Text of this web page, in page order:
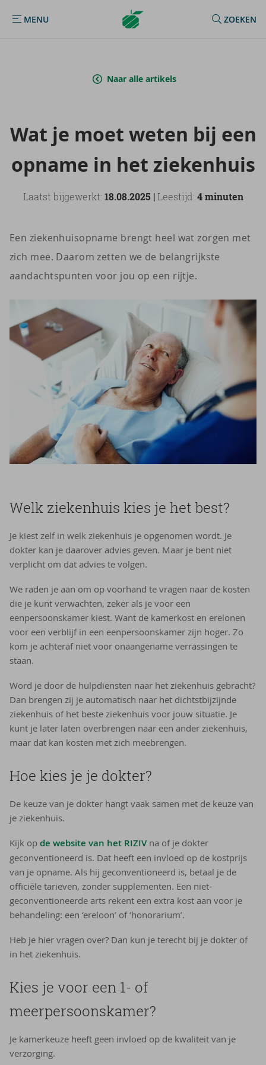
MENU
MENU
Argenta
Homepage
ZOEKEN
Naar alle artikels
Wat je moet weten bij een
op­na­me in het zie­ken­huis
Laatst bijgewerkt: 18.08.2025 |Leestijd: 4 minuten
Een ziekenhuisopname brengt heel wat zorgen met
zich mee. Daarom zetten we de belangrijkste
aandachtspunten voor jou op een rijtje.
Welk ziekenhuis kies je het best?
Je kiest zelf in welk ziekenhuis je opgenomen wordt. Je
dokter kan je daarover advies geven. Maar je bent niet
verplicht om dat advies te volgen.
We raden je aan om op voorhand te vragen naar de kosten
die je kunt verwachten, zeker als je voor een
eenpersoonskamer kiest. Want de kamerkost en erelonen
voor een verblijf in een eenpersoonskamer zijn hoger. Zo
kom je achteraf niet voor onaangename verrassingen te
staan.
Word je door de hulpdiensten naar het ziekenhuis gebracht?
Dan brengen zij je automatisch naar het dichtstbijzijnde
ziekenhuis of het beste ziekenhuis voor jouw situatie. Je
kunt je later laten overbrengen naar een ander ziekenhuis,
maar dat kan kosten met zich meebrengen.
Hoe kies je je dokter?
De keuze van je dokter hangt vaak samen met de keuze van
je ziekenhuis.
Kijk op de website van het RIZIVna of je dokter
geconventioneerd is. Dat heeft een invloed op de kostprijs
van je opname. Als hij geconventioneerd is, betaal je de
officiële tarieven, zonder supplementen. Een niet-
geconventioneerde arts rekent een extra kost aan voor je
behandeling: een ‘ereloon’ of ‘honorarium’.
Heb je hier vragen over? Dan kun je terecht bij je dokter of
in het ziekenhuis.
Kies je voor een 1- of
meerpersoonskamer?
Je kamerkeuze heeft geen invloed op de kwaliteit van je
verzorging.